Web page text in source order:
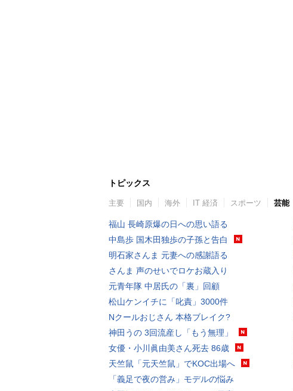
トピックス
主要 国内 海外 IT 経済 スポーツ 芸能
福山 長崎原爆の日への思い語る
中島歩 国木田独歩の子孫と告白
明石家さんま 元妻への感謝語る
さんま 声のせいでロケお蔵入り
元青年隊 中居氏の「裏」回顧
松山ケンイチに「叱責」3000件
Nクールおじさん 本格ブレイク?
神田うの 3回流産し「もう無理」
女優・小川眞由美さん死去 86歳
天竺鼠「元天竺鼠」でKOC出場へ
「義足で夜の営み」モデルの悩み